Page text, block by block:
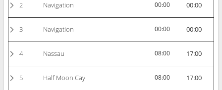
2 Navigation 00:00 00:00
3 Navigation 00:00 00:00
4 Nassau 08:00 17:00
5 Half Moon Cay 08:00 17:00